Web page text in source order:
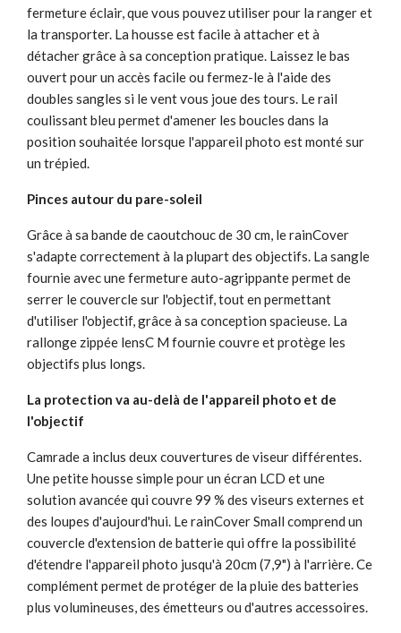
fermeture éclair, que vous pouvez utiliser pour la ranger et
la transporter. La housse est facile à attacher et à
détacher grâce à sa conception pratique. Laissez le bas
ouvert pour un accès facile ou fermez-le à l'aide des
doubles sangles si le vent vous joue des tours. Le rail
coulissant bleu permet d'amener les boucles dans la
position souhaitée lorsque l'appareil photo est monté sur
un trépied.
Pinces autour du pare-soleil
Grâce à sa bande de caoutchouc de 30 cm, le rainCover
s'adapte correctement à la plupart des objectifs. La sangle
fournie avec une fermeture auto-agrippante permet de
serrer le couvercle sur l'objectif, tout en permettant
d'utiliser l'objectif, grâce à sa conception spacieuse. La
rallonge zippée lensC M fournie couvre et protège les
objectifs plus longs.
La protection va au-delà de l'appareil photo et de
l'objectif
Camrade a inclus deux couvertures de viseur différentes.
Une petite housse simple pour un écran LCD et une
solution avancée qui couvre 99 % des viseurs externes et
des loupes d'aujourd'hui. Le rainCover Small comprend un
couvercle d'extension de batterie qui offre la possibilité
d'étendre l'appareil photo jusqu'à 20cm (7,9") à l'arrière. Ce
complément permet de protéger de la pluie des batteries
plus volumineuses, des émetteurs ou d'autres accessoires.